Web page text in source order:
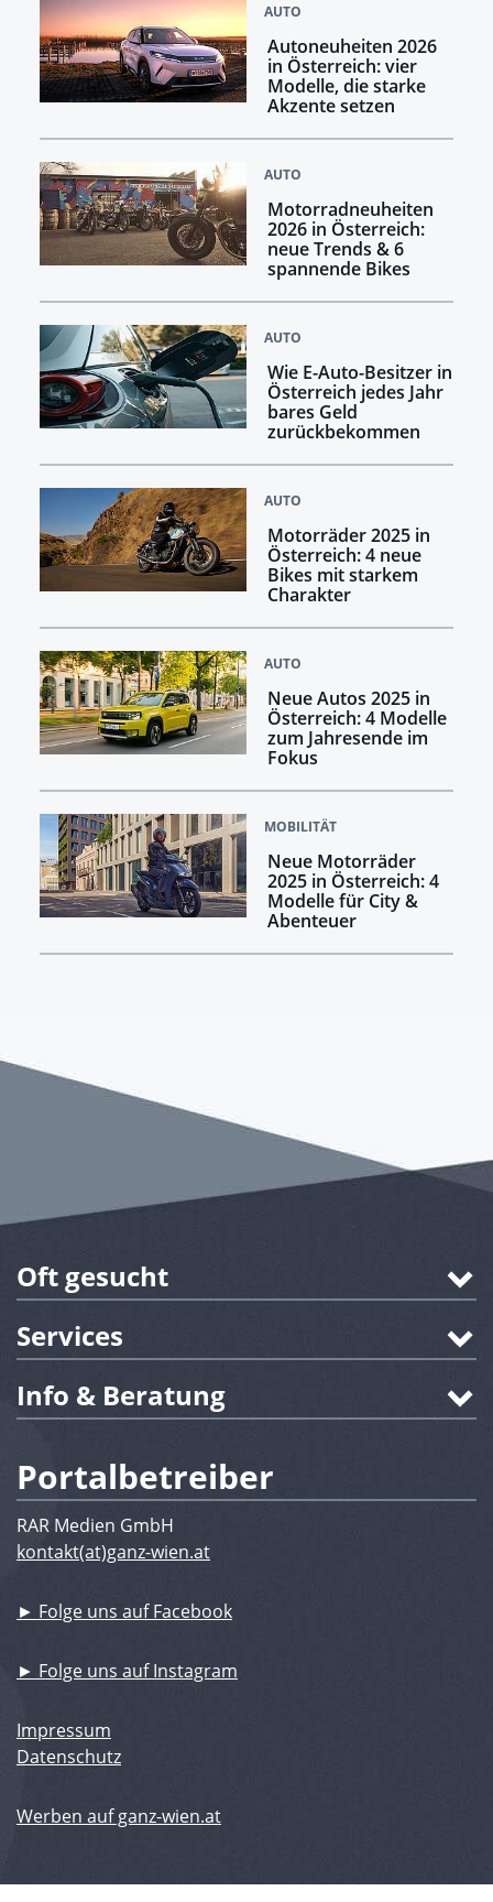
AUTO
Autoneuheiten 2026
in Österreich: vier
Modelle, die starke
Akzente setzen
AUTO
Motorradneuheiten
2026 in Österreich:
neue Trends & 6
spannende Bikes
AUTO
Wie E-Auto-Besitzer in
Österreich jedes Jahr
bares Geld
zurückbekommen
AUTO
Motorräder 2025 in
Österreich: 4 neue
Bikes mit starkem
Charakter
AUTO
Neue Autos 2025 in
Österreich: 4 Modelle
zum Jahresende im
Fokus
MOBILITÄT
Neue Motorräder
2025 in Österreich: 4
Modelle für City &
Abenteuer
Oft gesucht
Services
Info & Beratung
Portalbetreiber
RAR Medien GmbH
kontakt(at)ganz-wien.at
► Folge uns auf Facebook
► Folge uns auf Instagram
Impressum
Datenschutz
Werben auf ganz-wien.at